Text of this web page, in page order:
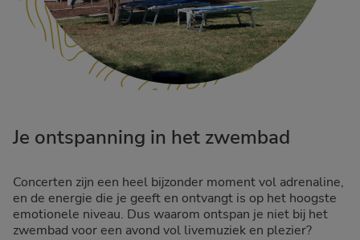
Je ontspanning in het zwembad
Concerten zijn een heel bijzonder moment vol adrenaline,
en de energie die je geeft en ontvangt is op het hoogste
emotionele niveau. Dus waarom ontspan je niet bij het
zwembad voor een avond vol livemuziek en plezier?